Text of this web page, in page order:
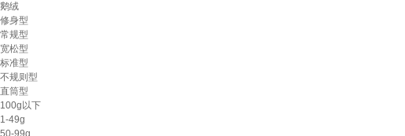
鹅绒
修身型
常规型
宽松型
标准型
不规则型
直筒型
100g以下
1-49g
50-99g